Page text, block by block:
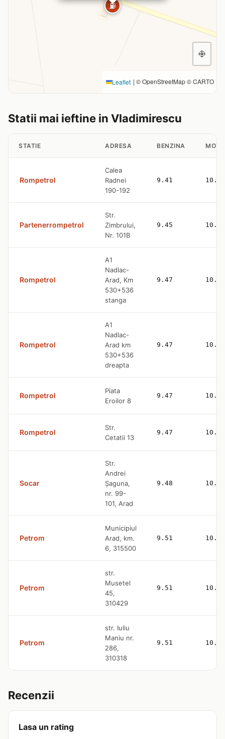
⛽
Leaflet | © OpenStreetMap © CARTO
Statii mai ieftine in Vladimirescu
STATIE ADRESA BENZINA
Rompetrol
Calea
Radnei
190-192
9.41 10.77
Partenerrompetrol
Str.
Zimbrului,
Nr. 101B
9.45 10.79
Rompetrol
A1
Nadlac-
Arad, Km
530+536
stanga
9.47 10.83
Rompetrol
A1
Nadlac-
Arad km
530+536
dreapta
9.47 10.83
Rompetrol
Piata
Eroilor 8
9.47 10.83
Rompetrol
Str.
Cetatii 13
9.47 10.83
Socar
Str.
Andrei
Șaguna,
nr. 99-
101, Arad
9.48 10.73
Petrom
Municipiul
Arad, km.
6, 315500
9.51 10.77
Petrom
str.
Musetel
45,
310429
9.51 10.77
Petrom
str. Iuliu
Maniu nr.
286,
310318
9.51 10.77
Recenzii
Lasa un rating